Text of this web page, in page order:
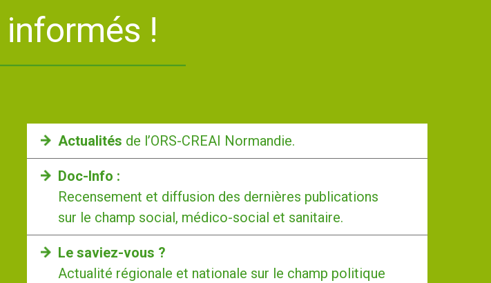
informés !
Actualités de l’ORS-CREAI Normandie.
Doc-Info :
Recensement et diffusion des dernières publications
sur le champ social, médico-social et sanitaire.
Le saviez-vous ?
Actualité régionale et nationale sur le champ politique